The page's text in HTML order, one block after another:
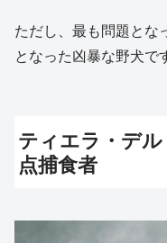
ただし、最も問題とな
となった凶暴な野犬で
ティエラ・デ
点捕食者